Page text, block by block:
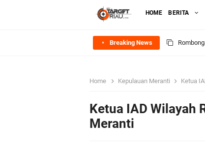
HOME BERITA
Breaking News
Home Kepulauan Meranti Ketua
Ketua IAD Wilayah
Meranti